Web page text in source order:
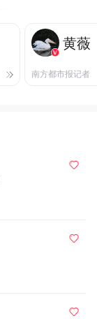
黄薇
南方都市报记者